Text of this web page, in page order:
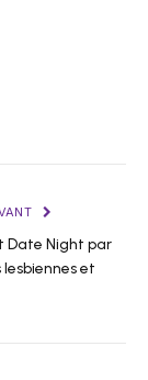
Date Night par
et